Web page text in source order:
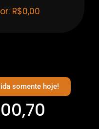
R$0,00
somente hoje!